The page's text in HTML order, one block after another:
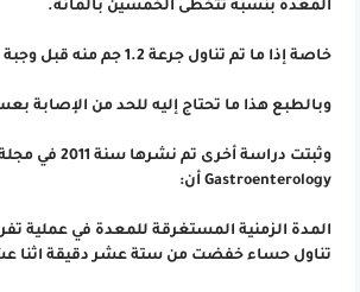
المعدة بنسبة تتخطى الخمسين بالمائة.
خاصة إذا ما تم تناول جرعة 1.2 جم منه قبل وجبة ما أساسية.
وبالطبع هذا ما تحتاج إليه للحد من الإصابة
Gastroenterology أن:
المدة الزمنية المستغرقة للمعدة في عملية
تناول حساء خفضت من ستة عشر دقيقة اثنا